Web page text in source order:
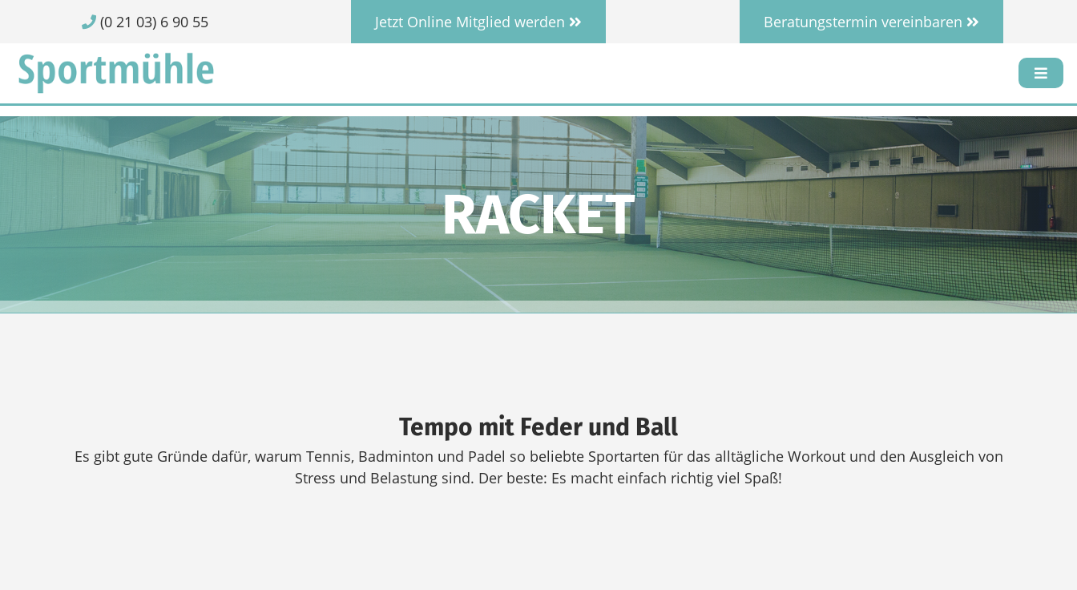
(0 21 03) 6 90 55 Jetzt Online Mitglied werden Beratungstermin vereinbaren
RACKET
Tempo mit Feder und Ball
Es gibt gute Gründe dafür, warum Tennis, Badminton und Padel so beliebte Sportarten für das alltägliche Workout und den Ausgleich von
Stress und Belastung sind. Der beste: Es macht einfach richtig viel Spaß!